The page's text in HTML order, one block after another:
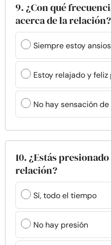
9. ¿Con qué
acerca de la relación?
Siempre estoy
Estoy relajado y feliz
No hay sensación
10. ¿Estás
relación?
Sí, todo el tiempo
No hay presión